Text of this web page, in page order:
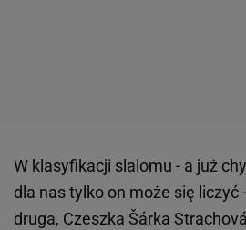
W klasyfikacji slalomu - a już
dla nas tylko on może się liczyć
druga, Czeszka Šárka